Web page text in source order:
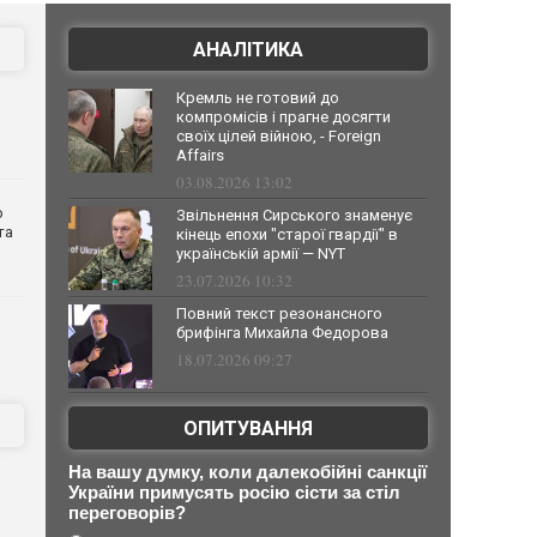
АНАЛІТИКА
Кремль не готовий до
компромісів і прагне досягти
своїх цілей війною, - Foreign
Affairs
03.08.2026 13:02
Звільнення Сирського знаменує
кінець епохи "старої гвардії" в
українській армії — NYT
23.07.2026 10:32
Повний текст резонансного
брифінга Михайла Федорова
18.07.2026 09:27
ОПИТУВАННЯ
На вашу думку, коли далекобійні санкції
України примусять росію сісти за стіл
переговорів?